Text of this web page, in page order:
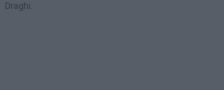
Draghi.